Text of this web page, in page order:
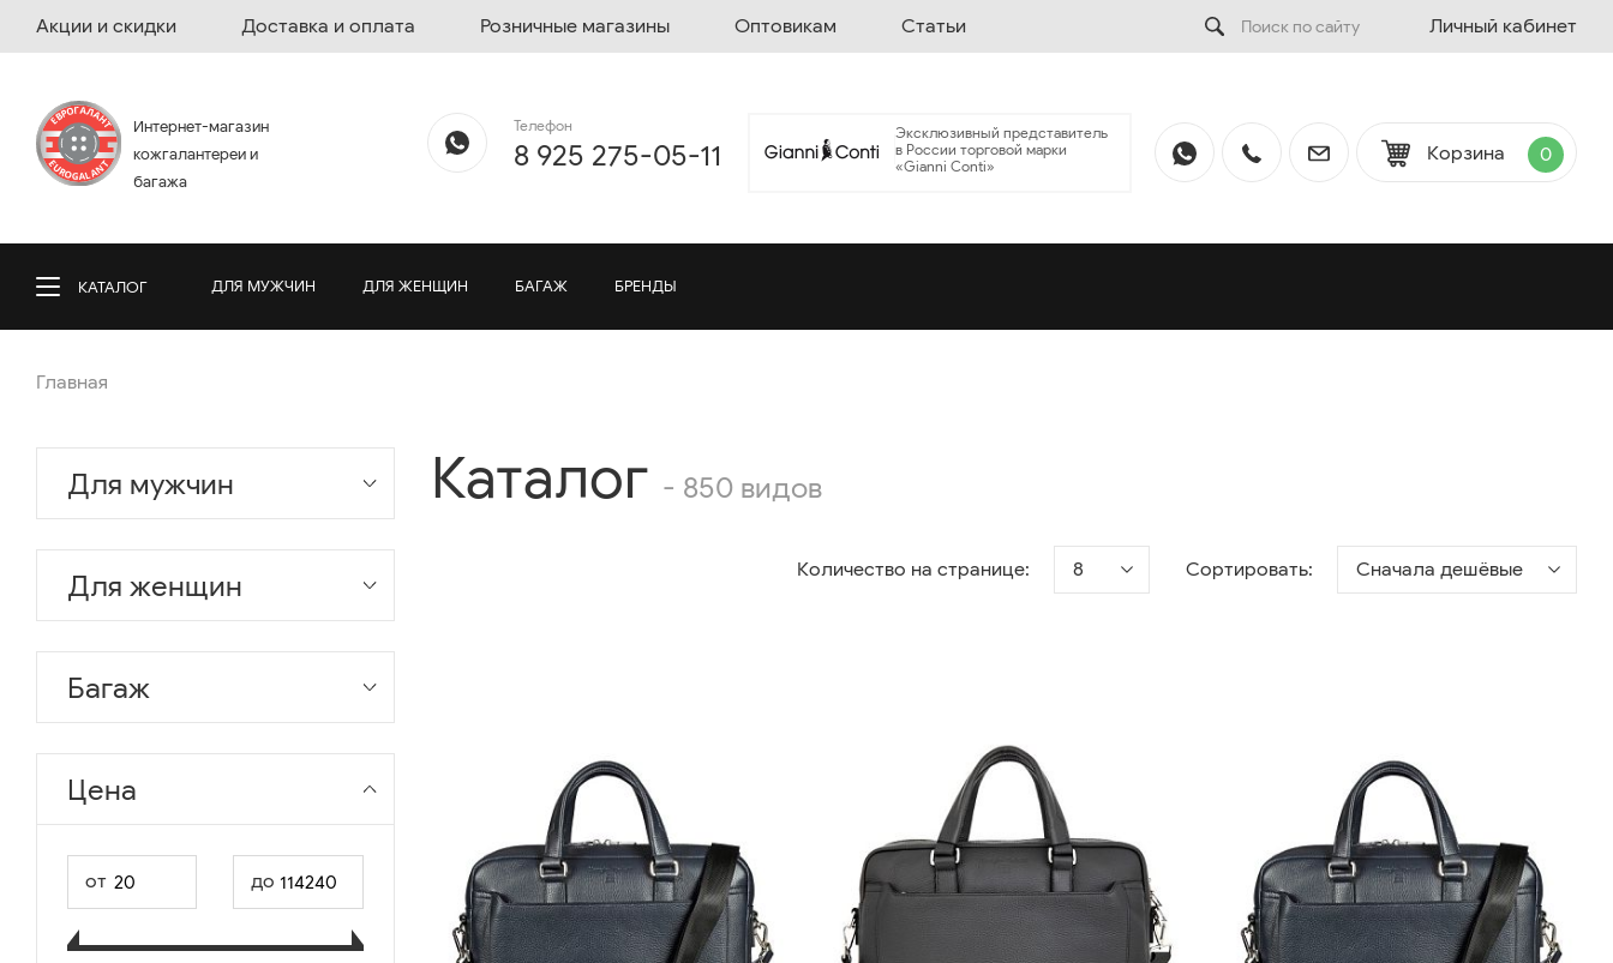
Акции и скидки Доставка и оплата Розничные магазины Оптовикам Статьи Личный кабинет
Интернет-магазин
кожгалантереи и
багажа
Телефон
8 925 275-05-11
Эксклюзивный представитель
в России торговой марки
«Gianni Conti»
Корзина 0
КАТАЛОГ ДЛЯ МУЖЧИН ДЛЯ ЖЕНЩИН БАГАЖ БРЕНДЫ
Главная
Для мужчин
Для женщин
Багаж
Цена
от до
Каталог - 850 видов
Количество на странице: 8 Сортировать: Сначала дешёвые